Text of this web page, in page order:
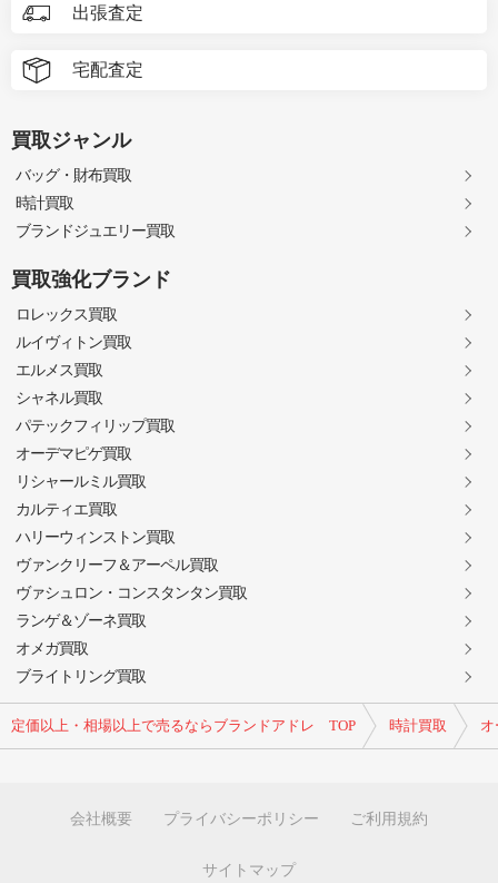
定価以上・相場以上で売るならブランドアドレ TOP 時計買取
出張査定
宅配査定
買取ジャンル
バッグ・財布買取
時計買取
ブランドジュエリー買取
買取強化ブランド
ロレックス買取
ルイヴィトン買取
エルメス買取
シャネル買取
パテックフィリップ買取
オーデマピゲ買取
リシャールミル買取
カルティエ買取
ハリーウィンストン買取
ヴァンクリーフ＆アーペル買取
ヴァシュロン・コンスタンタン買取
ランゲ＆ゾーネ買取
オメガ買取
ブライトリング買取
会社概要 プライバシーポリシー ご利用規約
サイトマップ